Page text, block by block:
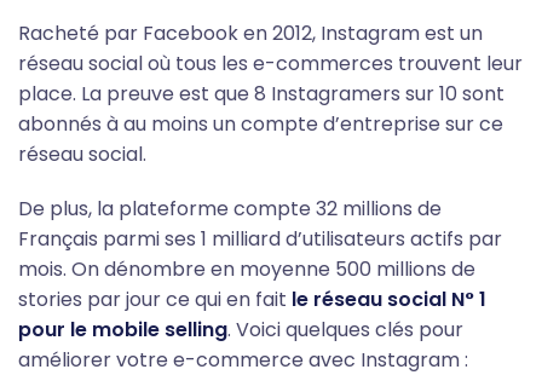
Racheté par Facebook en 2012, Instagram est un
réseau social où tous les e-commerces trouvent leur
place. La preuve est que 8 Instagramers sur 10 sont
abonnés à au moins un compte d’entreprise sur ce
réseau social.
De plus, la plateforme compte 32 millions de
Français parmi ses 1 milliard d’utilisateurs actifs par
mois. On dénombre en moyenne 500 millions de
stories par jour ce qui en fait le réseau social N° 1
pour le mobile selling. Voici quelques clés pour
améliorer votre e-commerce avec Instagram :